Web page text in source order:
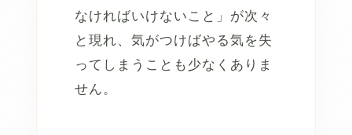
なければいけないこと」が次々
と現れ、気がつけばやる気を失
ってしまうことも少なくありま
せん。